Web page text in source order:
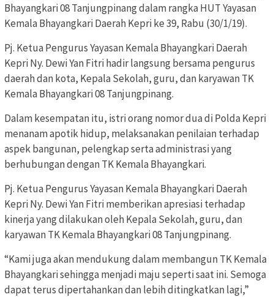
Bhayangkari 08 Tanjungpinang dalam rangka HUT Yayasan
Kemala Bhayangkari Daerah Kepri ke 39, Rabu (30/1/19).
Pj. Ketua Pengurus Yayasan Kemala Bhayangkari Daerah
Kepri Ny. Dewi Yan Fitri hadir langsung bersama pengurus
daerah dan kota, Kepala Sekolah, guru, dan karyawan TK
Kemala Bhayangkari 08 Tanjungpinang.
Dalam kesempatan itu, istri orang nomor dua di Polda Kepri
menanam apotik hidup, melaksanakan penilaian terhadap
aspek bangunan, pelengkap serta administrasi yang
berhubungan dengan TK Kemala Bhayangkari.
Pj. Ketua Pengurus Yayasan Kemala Bhayangkari Daerah
Kepri Ny. Dewi Yan Fitri memberikan apresiasi terhadap
kinerja yang dilakukan oleh Kepala Sekolah, guru, dan
karyawan TK Kemala Bhayangkari 08 Tanjungpinang.
“Kami juga akan mendukung dalam membangun TK Kemala
Bhayangkari sehingga menjadi maju seperti saat ini. Semoga
dapat terus dipertahankan dan lebih ditingkatkan lagi,”